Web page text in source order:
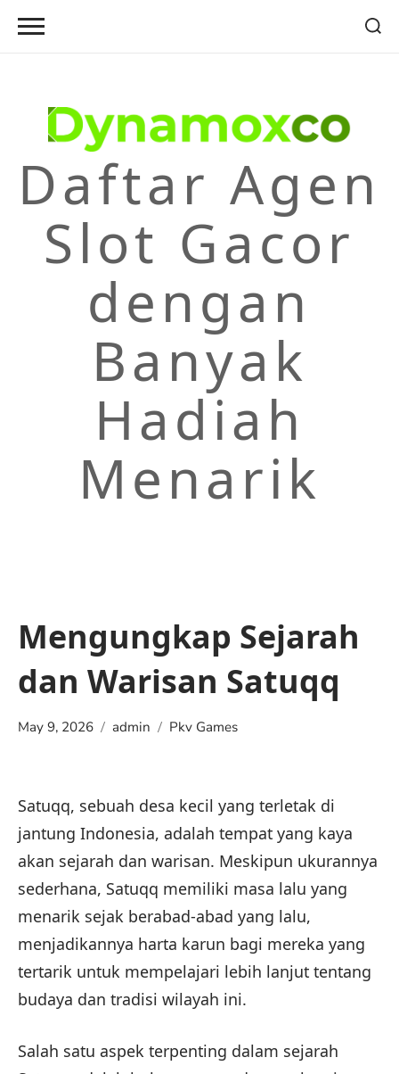
Skip
Daftar Agen
Slot Gacor
dengan
Banyak
Hadiah
Menarik
Mengungkap Sejarah
dan Warisan Satuqq
May 9, 2026 admin Pkv Games
Satuqq, sebuah desa kecil yang terletak di
jantung Indonesia, adalah tempat yang kaya
akan sejarah dan warisan. Meskipun ukurannya
sederhana, Satuqq memiliki masa lalu yang
menarik sejak berabad-abad yang lalu,
menjadikannya harta karun bagi mereka yang
tertarik untuk mempelajari lebih lanjut tentang
budaya dan tradisi wilayah ini.
Salah satu aspek terpenting dalam sejarah